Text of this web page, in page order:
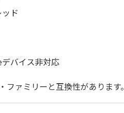
ド
バイス非対応
ァミリーと互換性があります。